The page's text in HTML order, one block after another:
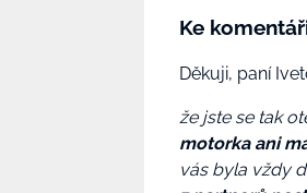
Ke
Děkuji, paní
že jste se tak
motorka ani
vás byla vždy